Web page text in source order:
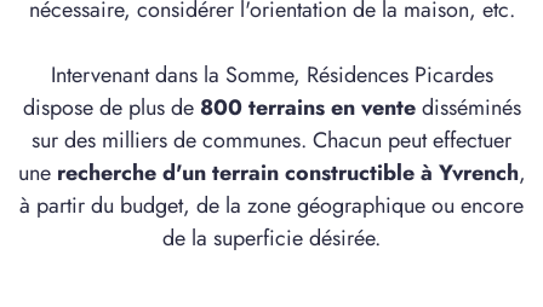
nécessaire, considérer l'orientation de la maison, etc.
Intervenant dans la Somme, Résidences Picardes
dispose de plus de 800 terrains en ventedisséminés
sur des milliers de communes. Chacun peut effectuer
une recherche d'un terrain constructible à Yvrench,
à partir du budget, de la zone géographique ou encore
de la superficie désirée.